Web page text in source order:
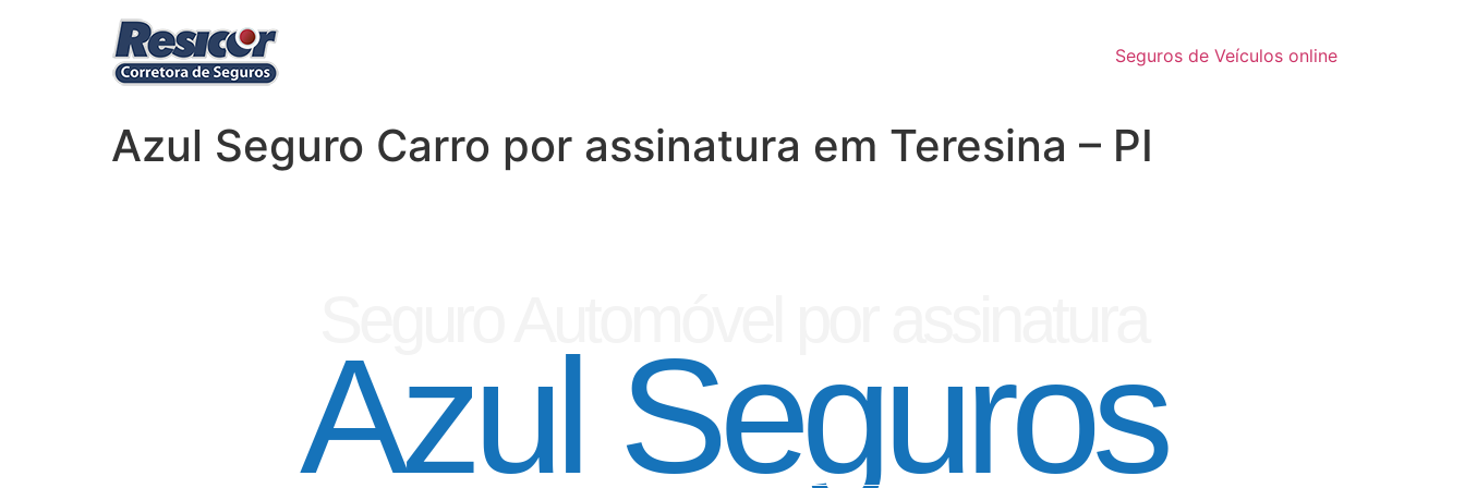
Seguros de Veículos online
Azul Seguro Carro por assinatura em Teresina – PI
Azul Seguros